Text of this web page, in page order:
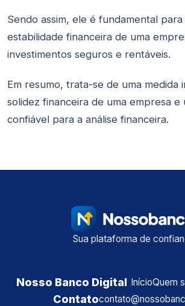
Sendo assim, ele é fundamental para
estabilidade financeira de uma
investimentos seguros e rentáveis.
Em resumo, trata-se de uma medida
solidez financeira de uma empresa e
confiável para a análise financeira.
Sua plataforma de
Nosso Banco Digital InícioQuem
Contato